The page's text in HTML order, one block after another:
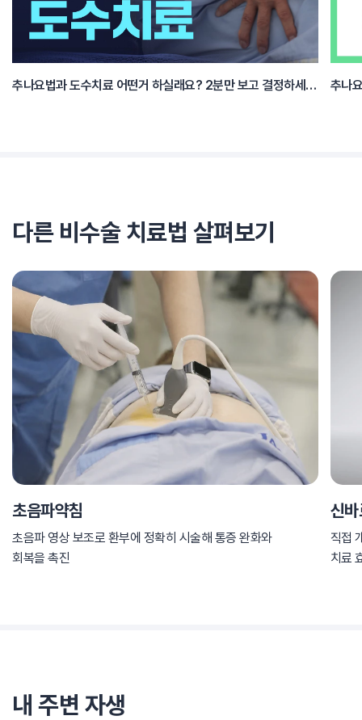
추나요법과 도수치료 어떤거 하실래요? 2분만 보고 결정하세요.
다른 비수술 치료법 살펴보기
초음파약침
초음파 영상 보조로 환부에 정확히 시술해 통증 완화와
회복을 촉진
신바
직접
치료
내 주변 자생